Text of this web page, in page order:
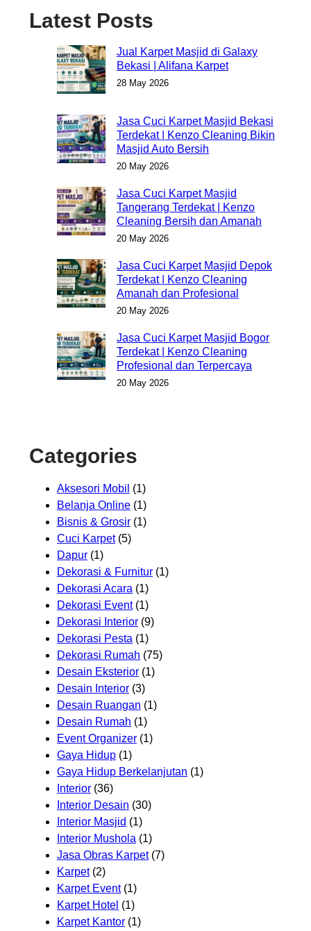
Latest Posts
Jual Karpet Masjid di Galaxy
Bekasi | Alifana Karpet
28 May 2026
Jasa Cuci Karpet Masjid Bekasi
Terdekat | Kenzo Cleaning Bikin
Masjid Auto Bersih
20 May 2026
Jasa Cuci Karpet Masjid
Tangerang Terdekat | Kenzo
Cleaning Bersih dan Amanah
20 May 2026
Jasa Cuci Karpet Masjid Depok
Terdekat | Kenzo Cleaning
Amanah dan Profesional
20 May 2026
Jasa Cuci Karpet Masjid Bogor
Terdekat | Kenzo Cleaning
Profesional dan Terpercaya
20 May 2026
Categories
Aksesori Mobil (1)
Belanja Online (1)
Bisnis & Grosir (1)
Cuci Karpet(5)
Dapur (1)
Dekorasi & Furnitur (1)
Dekorasi Acara (1)
Dekorasi Event(1)
Dekorasi Interior (9)
Dekorasi Pesta (1)
Dekorasi Rumah (75)
Desain Eksterior (1)
Desain Interior (3)
Desain Ruangan (1)
Desain Rumah (1)
Event Organizer (1)
Gaya Hidup (1)
Gaya Hidup Berkelanjutan (1)
Interior (36)
Interior Desain (30)
Interior Masjid (1)
Interior Mushola (1)
Jasa Obras Karpet(7)
Karpet(2)
Karpet Event(1)
Karpet Hotel (1)
Karpet Kantor (1)